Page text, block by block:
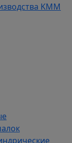
KMM